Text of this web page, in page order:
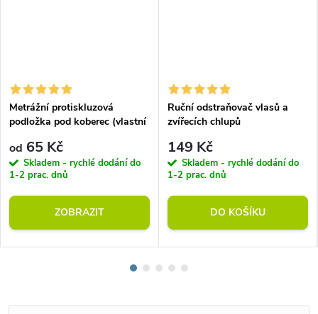
Metrážní protiskluzová
podložka pod koberec (vlastní
od 65 Kč
Skladem - rychlé dodání do
1-2 prac. dnů
ZOBRAZIT
Ruční odstraňovač vlasů a
zvířecích chlupů
149 Kč
Skladem - rychlé dodání do
1-2 prac. dnů
DO KOŠÍKU